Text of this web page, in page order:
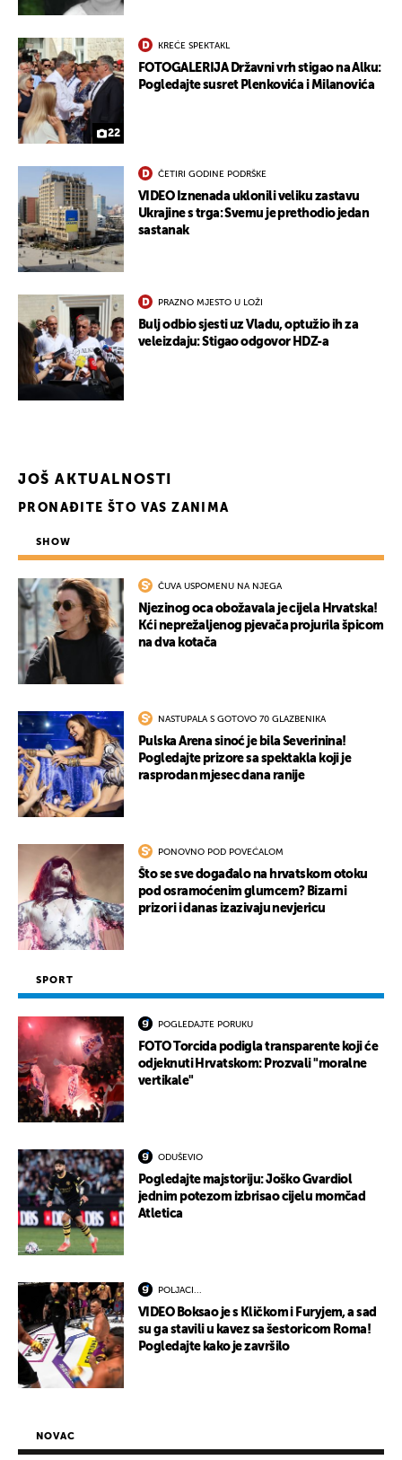
22
KREĆE SPEKTAKL
FOTOGALERIJA Državni vrh stigao na Alku:
Pogledajte susret Plenkovića i Milanovića
ČETIRI GODINE PODRŠKE
VIDEO Iznenada uklonili veliku zastavu
Ukrajine s trga: Svemu je prethodio jedan
sastanak
PRAZNO MJESTO U LOŽI
Bulj odbio sjesti uz Vladu, optužio ih za
veleizdaju: Stigao odgovor HDZ-a
JOŠ AKTUALNOSTI
PRONAĐITE ŠTO VAS ZANIMA
SHOW
ČUVA USPOMENU NA NJEGA
Njezinog oca obožavala je cijela Hrvatska!
Kći neprežaljenog pjevača projurila špicom
na dva kotača
NASTUPALA S GOTOVO 70 GLAZBENIKA
Pulska Arena sinoć je bila Severinina!
Pogledajte prizore sa spektakla koji je
rasprodan mjesec dana ranije
PONOVNO POD POVEĆALOM
Što se sve događalo na hrvatskom otoku
pod osramoćenim glumcem? Bizarni
prizori i danas izazivaju nevjericu
SPORT
POGLEDAJTE PORUKU
FOTO Torcida podigla transparente koji će
odjeknuti Hrvatskom: Prozvali "moralne
vertikale"
ODUŠEVIO
Pogledajte majstoriju: Joško Gvardiol
jednim potezom izbrisao cijelu momčad
Atletica
POLJACI...
VIDEO Boksao je s Kličkom i Furyjem, a sad
su ga stavili u kavez sa šestoricom Roma!
Pogledajte kako je završilo
NOVAC
UKLJUČITE NOTIFIKACIJE